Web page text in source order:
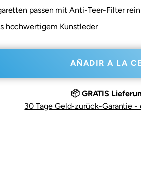
passen mit Anti-Teer-Filter rein
hochwertigem Kunstleder
AÑADIR A LA
📦 GRATIS
30 Tage Geld-zurück-Garantie -